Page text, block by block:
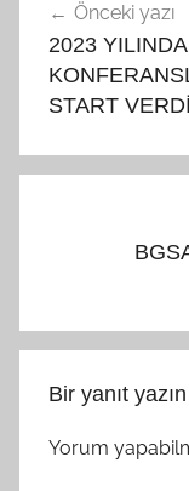
gezinmesi
Önceki yazı
2023
START VERDİ
Bir yanıt yazın
Yorum